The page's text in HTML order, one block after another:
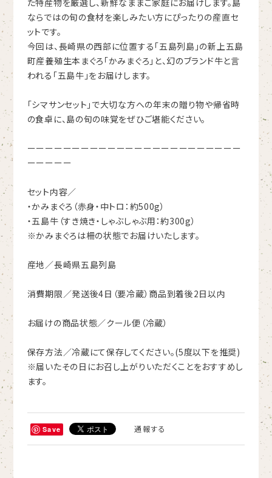
ならではの旬の食材を楽しみたい方にぴったりの産直セ
ットです。
今回は、長崎県の西部に位置する「五島列島」の新上五島
町産養殖生本まぐろ「かみまぐろ」と、幻のブランド牛と言
われる「五島牛」をお届けします。
「シマサンセット」で大切な方への年末の贈り物や帰省時
の食卓に、島の旬の味覚をぜひご堪能ください。
ーーーーーーーーーーーーーーーーーーーーーーーー
ーーーーー
セット内容／
・かみまぐろ（赤身・中トロ：約500g）
・五島牛（すき焼き・しゃぶしゃぶ用：約300g）
※かみまぐろは柵の状態でお届けいたします。
産地／長崎県五島列島
消費期限／発送後4日（要冷蔵）商品到着後2日以内
お届けの商品状態／クール便（冷蔵）
保存方法／冷蔵にて保存してください。(5度以下を推奨)
※届いたその日にお召し上がりいただくことをおすすめし
ます。
Save 通報する